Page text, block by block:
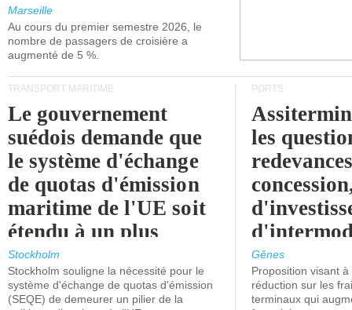
Marseille
Au cours du premier semestre 2026, le
nombre de passagers de croisière a
augmenté de 5 %.
TRANSPORT MARITIME
Le gouvernement
suédois demande que
le système d'échange
de quotas d'émission
maritime de l'UE soit
étendu à un plus
grand nombre de
navires.
Stockholm
Stockholm souligne la nécessité pour le
système d'échange de quotas d'émission
(SEQE) de demeurer un pilier de la
PORTS
les
l'attention
politiciens.
Gênes
Proposition visant
réduction sur les
terminaux qui